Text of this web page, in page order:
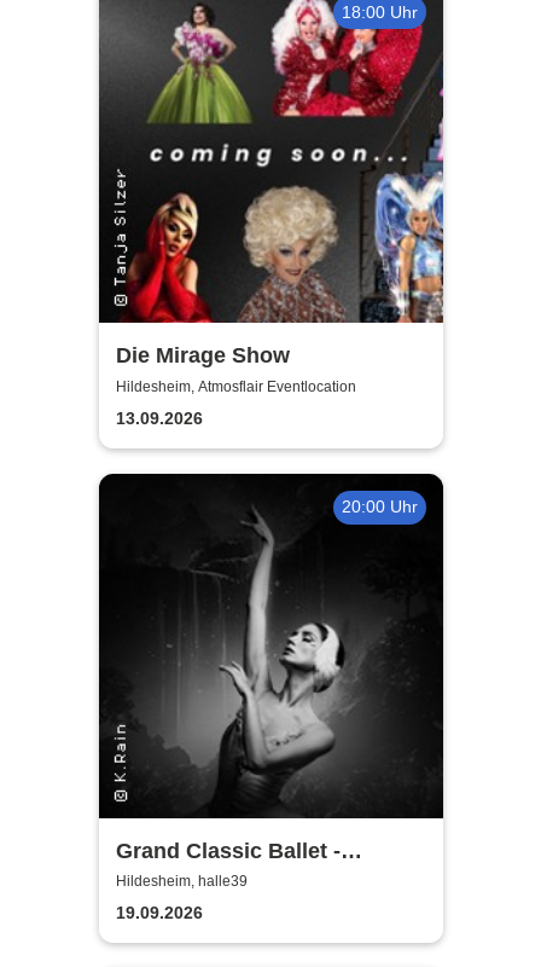
18:00 Uhr
Die Mirage Show
Hildesheim, Atmosflair Eventlocation
13.09.2026
20:00 Uhr
Grand Classic Ballet -
Schwanensee - Jenseits der
Bühne mit live Streichquartett
Hildesheim, halle39
19.09.2026